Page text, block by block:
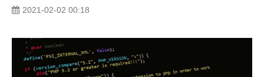
2021-02-02 00:18